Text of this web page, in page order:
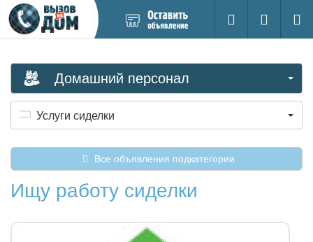
новое
Поиск
Вход на
Домашний персонал
Услуги сиделки
Все объявления подкатегории
Ищу работу сиделки